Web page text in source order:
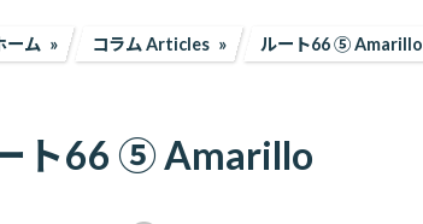
ーム コラム Articles ルート66 ⑤ Amarillo
ト66 ⑤ Amarillo